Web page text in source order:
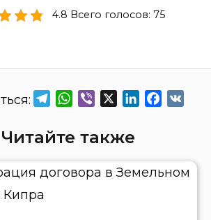
4.8 Всего голосов: 75
TelegramWhatsApp
Viber LinkedInFacebook
Читайте также